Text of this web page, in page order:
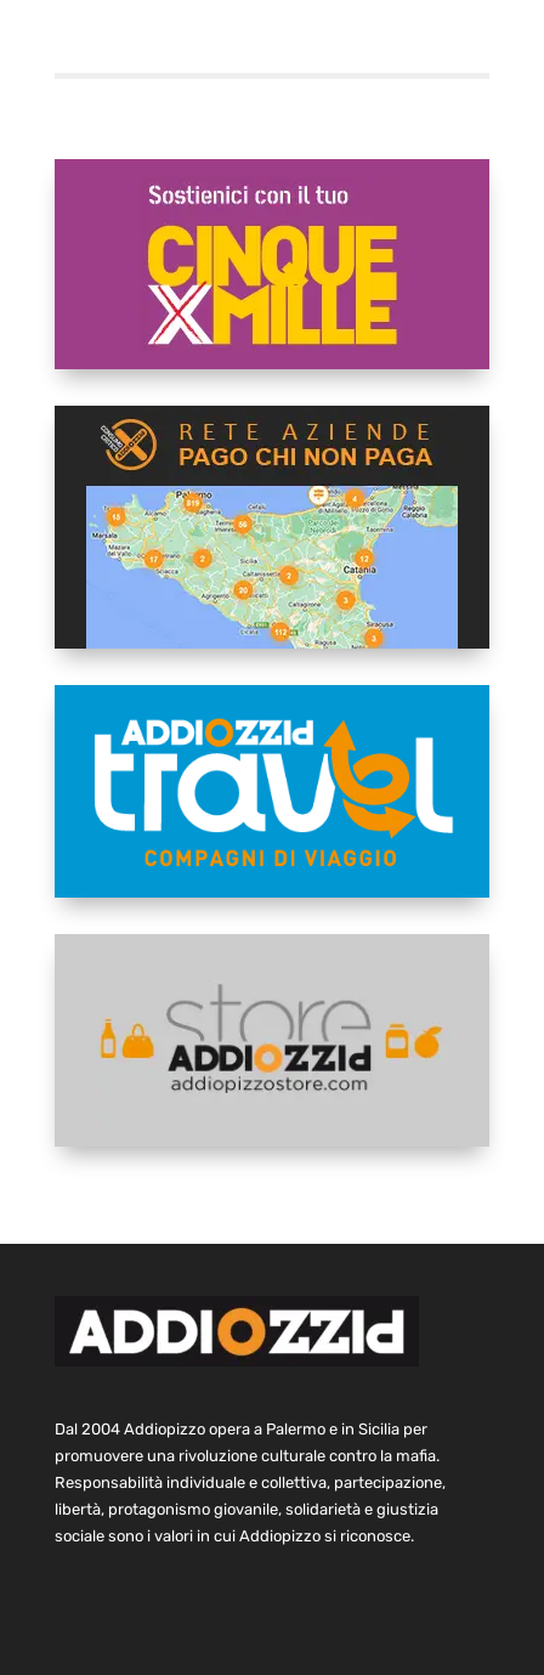
Dal 2004 Addiopizzo opera a Palermo e in Sicilia per
promuovere una rivoluzione culturale contro la mafia.
Responsabilità individuale e collettiva, partecipazione,
libertà, protagonismo giovanile, solidarietà e giustizia
sociale sono i valori in cui Addiopizzo si riconosce.